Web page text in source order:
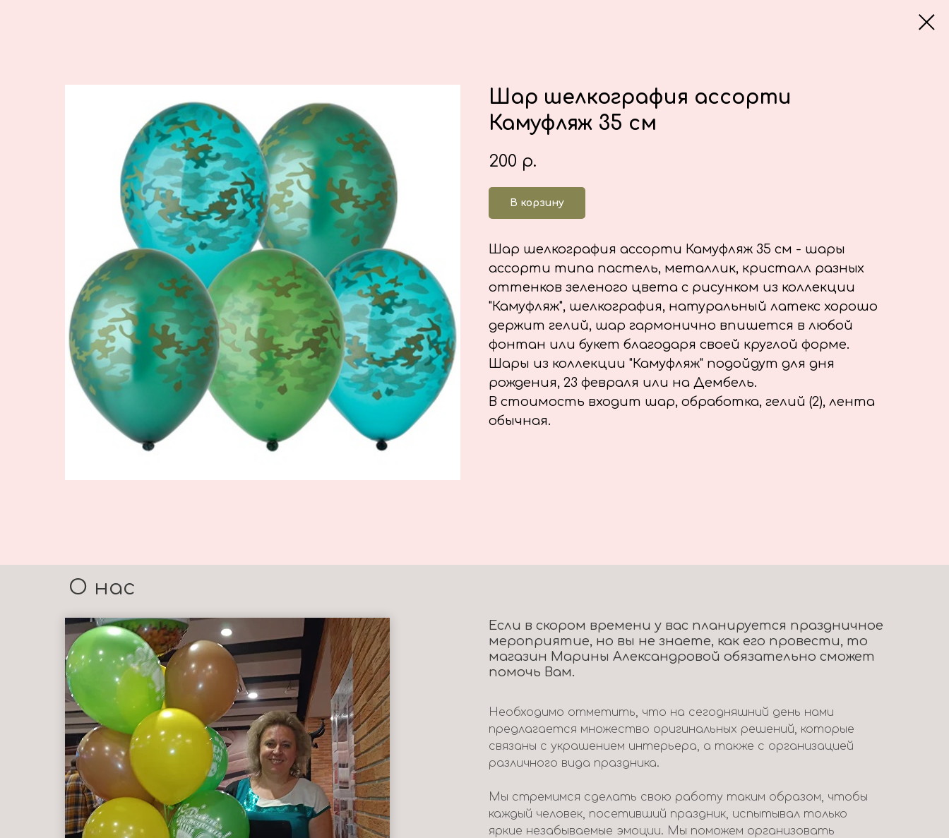
Шар шелкография ассорти
Камуфляж 35 см
200 р.
В корзину
Шар шелкография ассорти Камуфляж 35 см - шары
ассорти типа пастель, металлик, кристалл разных
оттенков зеленого цвета с рисунком из коллекции
"Камуфляж", шелкография, натуральный латекс хорошо
держит гелий, шар гармонично впишется в любой
фонтан или букет благодаря своей круглой форме.
Шары из коллекции "Камуфляж" подойдут для дня
рождения, 23 февраля или на Дембель.
В стоимость входит шар, обработка, гелий (2), лента
обычная.
О нас
Если в скором времени у вас планируется праздничное
мероприятие, но вы не знаете, как его провести, то
магазин Марины Александровой обязательно сможет
помочь Вам.
Необходимо отметить, что на сегодняшний день нами
предлагается множество оригинальных решений, которые
связаны с украшением интерьера, а также с организацией
различного вида праздника.
Мы стремимся сделать свою работу таким образом, чтобы
каждый человек, посетивший праздник, испытывал только
яркие незабываемые эмоции. Мы поможем организовать